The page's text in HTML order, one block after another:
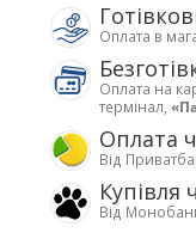
Оплата в
Оплата на
термінал,
Оплата
Від
Купівля
Від